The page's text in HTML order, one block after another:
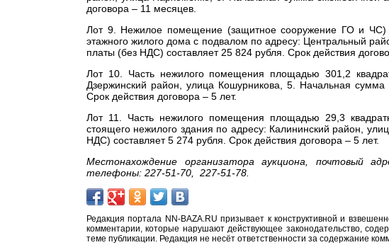
договора – 11 месяцев.
Лот 9. Нежилое помещение (защитное сооружение ГО и ЧС)
этажного жилого дома с подвалом по адресу: Центральный
платы (без НДС) составляет 25 824 рубля. Срок действия
Лот 10. Часть нежилого помещения площадью 301,2
Дзержинский район, улица Кошурникова, 5. Начальная
Срок действия договора – 5 лет.
Лот 11. Часть нежилого помещения площадью 29,3
стоящего нежилого здания по адресу: Калининский район,
НДС) составляет 5 274 рубля. Срок действия договора – 5 лет.
Местонахождение организатора аукциона, почтовый
телефоны: 227-51-70, 227-51-78.
Редакция портала NN-BAZA.RU призывает к конструктивной и
комментарии, которые нарушают действующее законодательство,
теме публикации. Редакция не несёт ответственности за содержание